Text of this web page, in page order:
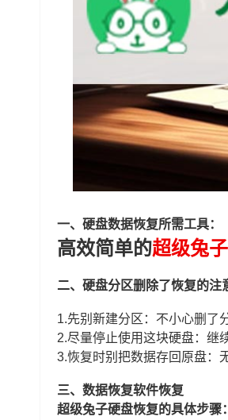
一、硬盘数据恢复所需工具：
高效简单的超级兔
二、硬盘分区删除了恢复的注
1.先别新建分区：不小心删了
2.尽量停止使用这块硬盘：继
3.恢复时别把数据存回原盘：
三、数据恢复软件恢复
超级兔子硬盘恢复的具体步骤：